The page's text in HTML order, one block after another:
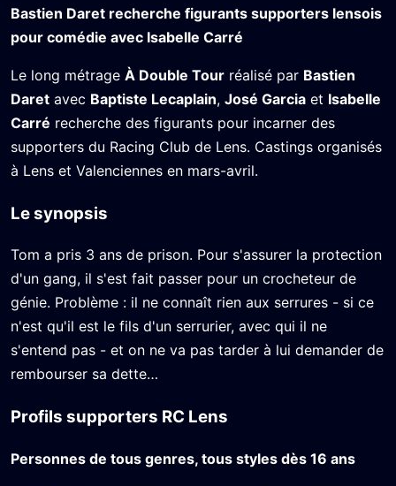
Bastien Daret recherche figurants supporters lensois
pour comédie avec Isabelle Carré
Le long métrage À Double Tour réalisé par Bastien
Daret avec Baptiste Lecaplain, José Garcia et Isabelle
Carré recherche des figurants pour incarner des
supporters du Racing Club de Lens. Castings organisés
à Lens et Valenciennes en mars-avril.
Le synopsis
Tom a pris 3 ans de prison. Pour s'assurer la protection
d'un gang, il s'est fait passer pour un crocheteur de
génie. Problème : il ne connaît rien aux serrures - si ce
n'est qu'il est le fils d'un serrurier, avec qui il ne
s'entend pas - et on ne va pas tarder à lui demander de
rembourser sa dette…
Profils supporters RC Lens
Personnes de tous genres, tous styles dès 16 ans